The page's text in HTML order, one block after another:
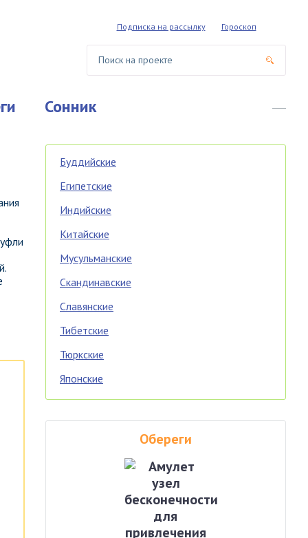
Подписка на рассылку Гороскоп
Сонник
Буддийские
Египетские
Индийские
Китайские
Мусульманские
Скандинавские
Славянские
Тибетские
Тюркские
Японские
Обереги